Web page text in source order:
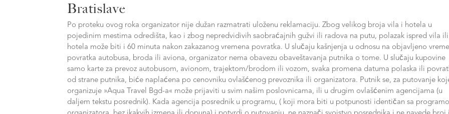
Bratislave
Po proteku ovog roka organizator nije dužan razmatrati uloženu reklamaciju. Zbog velikog broja vila i hotela u
pojedinim mestima odredišta, kao i zbog nepredvidivih saobraćajnih gužvi ili radova na putu, polazak ispred vila ili
hotela može biti i 60 minuta nakon zakazanog vremena povratka. U slučaju kašnjenja u odnosu na objavljeno vreme
povratka autobusa, broda ili aviona, organizator nema obavezu obaveštavanja putnika o tome. U slučaju kupovine
samo karte za prevoz autobusom, avionom, trajektom/brodom ili vozom, svaka promena datuma polaska ili
od strane putnika, biće naplaćena po cenovniku ovlašćenog prevoznika ili organizatora. Putnik se, za putovanje
organizuje »Aqua Travel Bgd-a« može prijaviti u svim našim poslovnicama, ili u drugim ovlašćenim agencijama (u
daljem tekstu posrednik). Kada agencija posrednik u programu, ( koji mora biti u potpunosti identičan sa